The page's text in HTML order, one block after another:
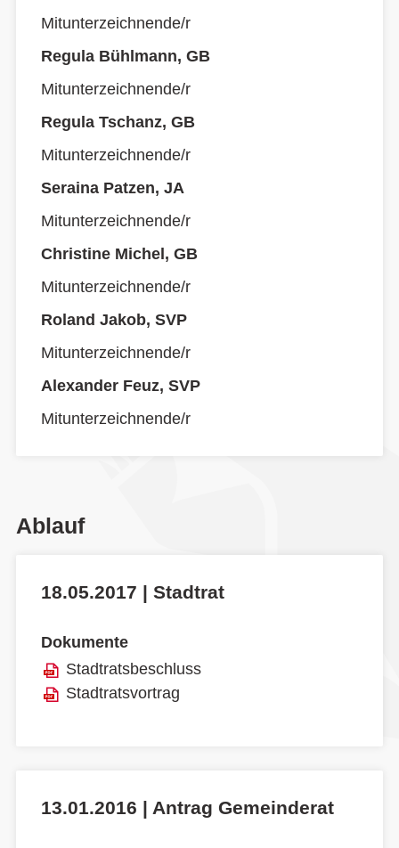
Mitunterzeichnende/r
Regula Bühlmann, GB
Mitunterzeichnende/r
Regula Tschanz, GB
Mitunterzeichnende/r
Seraina Patzen, JA
Mitunterzeichnende/r
Christine Michel, GB
Mitunterzeichnende/r
Roland Jakob, SVP
Mitunterzeichnende/r
Alexander Feuz, SVP
Mitunterzeichnende/r
Ablauf
18.05.2017 | Stadtrat
Dokumente
Stadtratsbeschluss
Stadtratsvortrag
13.01.2016 | Antrag Gemeinderat